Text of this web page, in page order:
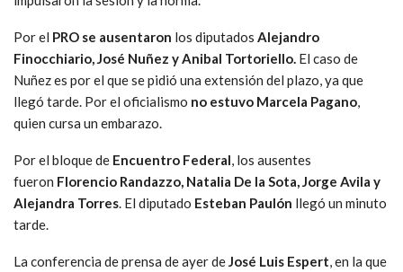
Por el PRO se ausentaron los diputados Alejandro
Finocchiario, José Nuñez y Anibal Tortoriello. El caso de
Nuñez es por el que se pidió una extensión del plazo, ya que
llegó tarde. Por el oficialismo no estuvo Marcela Pagano,
quien cursa un embarazo.
Por el bloque de Encuentro Federal, los ausentes
fueron Florencio Randazzo, Natalia De la Sota, Jorge Avila y
Alejandra Torres. El diputado Esteban Paulón llegó un minuto
tarde.
La conferencia de prensa de ayer deJosé Luis Espert, en la que